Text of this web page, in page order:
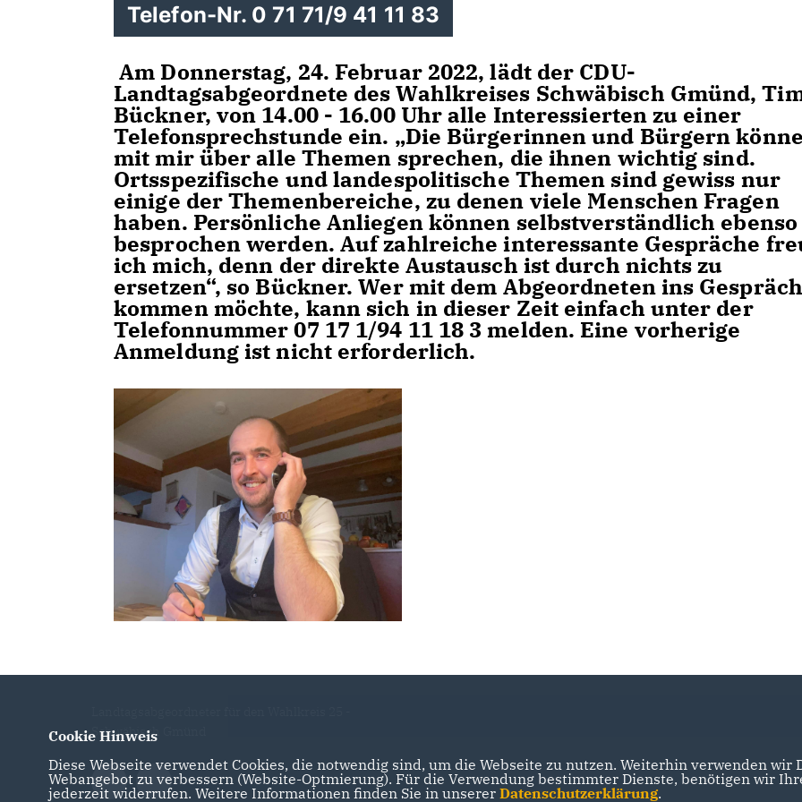
Telefon-Nr. 0 71 71/9 41 11 83
Am Donnerstag, 24. Februar 2022, lädt der CDU-
Landtagsabgeordnete des Wahlkreises Schwäbisch Gmünd,
Bückner, von 14.00 - 16.00 Uhr alle Interessierten zu einer
Telefonsprechstunde ein. „Die Bürgerinnen und Bürgern
mit mir über alle Themen sprechen, die ihnen wichtig sind.
Ortsspezifische und landespolitische Themen sind gewiss nur
einige der Themenbereiche, zu denen viele Menschen Fragen
haben. Persönliche Anliegen können selbstverständlich ebenso
besprochen werden. Auf zahlreiche interessante Gespräche
ich mich, denn der direkte Austausch ist durch nichts zu
ersetzen“, so Bückner. Wer mit dem Abgeordneten ins Gespräch
kommen möchte, kann sich in dieser Zeit einfach unter der
Telefonnummer 07 17 1/94 11 18 3 melden. Eine vorherige
Anmeldung ist nicht erforderlich.
Schwäbisch Gmünd
Cookie Hinweis
Diese Webseite verwendet Cookies, die notwendig sind, um die Webseite zu nutzen. Weiterhin verwenden
Webangebot zu verbessern (Website-Optmierung). Für die Verwendung bestimmter Dienste, benötigen wir
jederzeit widerrufen. Weitere Informationen finden Sie in unserer Datenschutzerklärung.